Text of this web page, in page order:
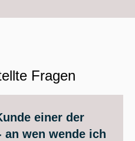
Fragen
einer der
wen wende ich